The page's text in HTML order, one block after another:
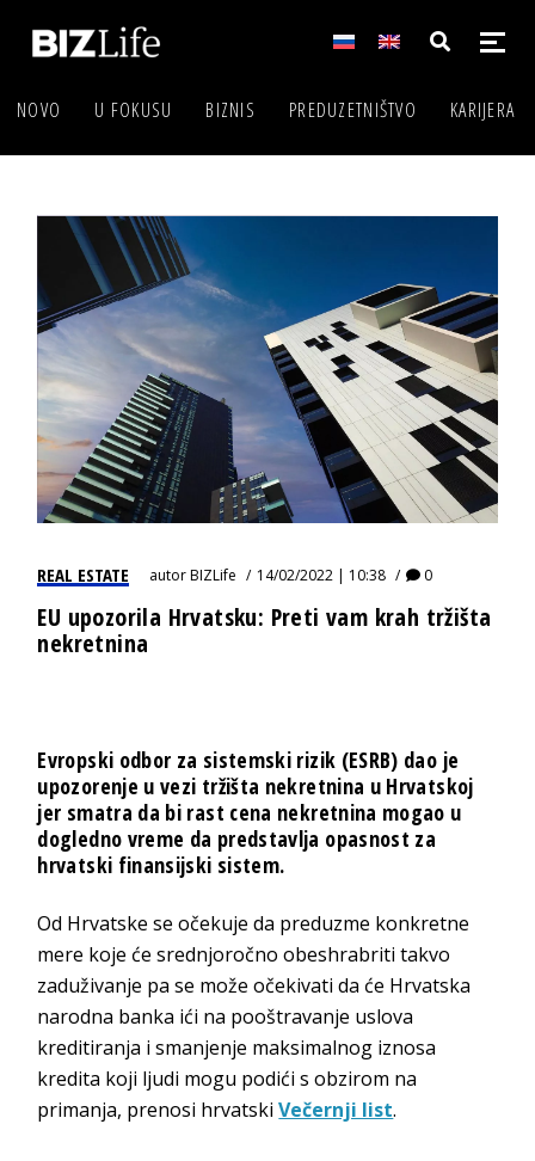
NOVO U FOKUSU BIZNIS PREDUZETNIŠTVO KARIJERA
REAL ESTATE autorBIZLife 14/02/2022 | 10:38 0
EU upozorila Hrvatsku: Preti vam krah tržišta
nekretnina
Evropski odbor za sistemski rizik (ESRB) dao je
upozorenje u vezi tržišta nekretnina u Hrvatskoj
jer smatra da bi rast cena nekretnina mogao u
dogledno vreme da predstavlja opasnost za
hrvatski finansijski sistem.
Od Hrvatske se očekuje da preduzme konkretne
mere koje će srednjoročno obeshrabriti takvo
zaduživanje pa se može očekivati da će Hrvatska
narodna banka ići na pooštravanje uslova
kreditiranja i smanjenje maksimalnog iznosa
kredita koji ljudi mogu podići s obzirom na
primanja, prenosi hrvatskiVečernji list.